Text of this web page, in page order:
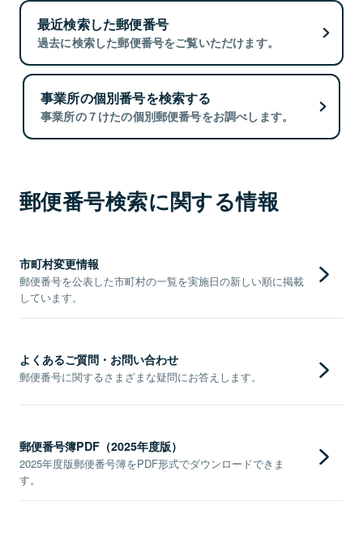
最近検索した郵便番号
過去に検索した郵便番号をご覧いただけます。
事業所の個別番号を検索する
事業所の７けたの個別郵便番号をお調べします。
郵便番号検索に関する情報
市町村変更情報
郵便番号を公表した市町村の一覧を実施日の新しい順に掲載
しています。
よくあるご質問・お問い合わせ
郵便番号に関するさまざまな疑問にお答えします。
郵便番号簿PDF（2025年度版）
2025年度版郵便番号簿をPDF形式でダウンロードできま
す。